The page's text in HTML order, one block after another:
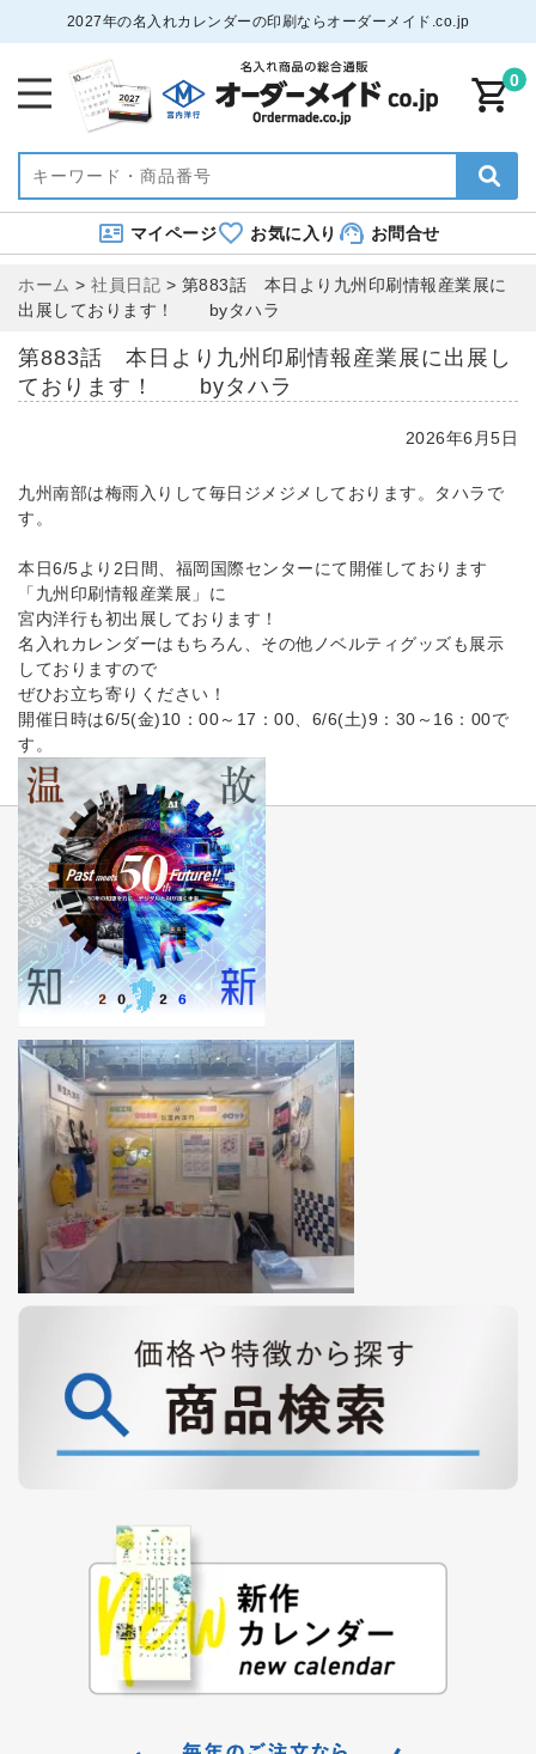
2027年の名入れカレンダーの印刷ならオーダーメイド.co.jp
0
マイページ お気に入り お問合せ
ホーム > 社員日記 > 第883話 本日より九州印刷情報産業展に
出展しております！ byタハラ
第883話 本日より九州印刷情報産業展に出展し
ております！ byタハラ
2026年6月5日
九州南部は梅雨入りして毎日ジメジメしております。タハラで
す。
本日6/5より2日間、福岡国際センターにて開催しております
「九州印刷情報産業展」に
宮内洋行も初出展しております！
名入れカレンダーはもちろん、その他ノベルティグッズも展示
しておりますので
ぜひお立ち寄りください！
開催日時は6/5(金)10：00～17：00、6/6(土)9：30～16：00で
す。